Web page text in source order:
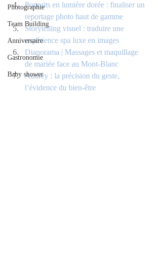
Photographie
Team Building
Anniversaire
Gastronomie
Baby shower
Portraits en lumière dorée : finaliser un
reportage photo haut de gamme
Storytelling visuel : traduire une
expérience spa luxe en images
Diaporama | Massages et maquillage
de mariée face au Mont-Blanc
Audrey : la précision du geste,
l’évidence du bien-être